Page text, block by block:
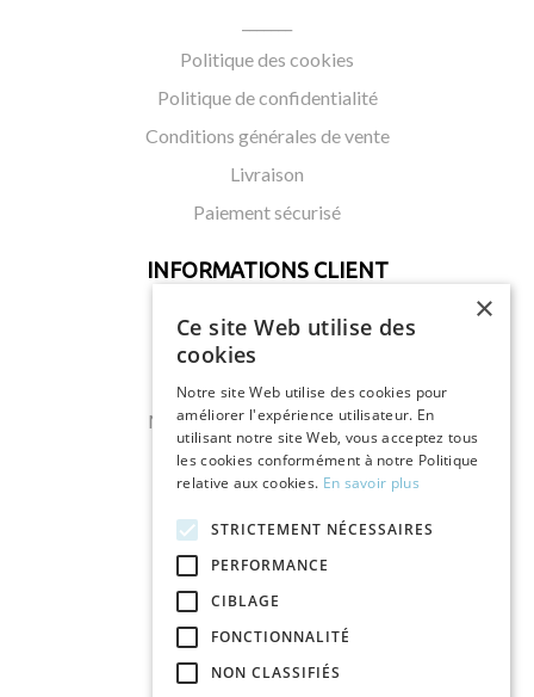
Politique des cookies
Politique de confidentialité
Conditions générales de vente
Livraison
Paiement sécurisé
INFORMATIONS CLIENT
Mon compte
Mes commandes
Mes retours de marchandises
Mes bordereaux de crédit
Mes infos personnelles
Mes bons de réductions
×
Ce site Web utilise des
cookies
Notre site Web utilise des cookies pour
améliorer l'expérience utilisateur. En
utilisant notre site Web, vous acceptez tous
les cookies conformément à notre Politique
relative aux cookies. En savoir plus
STRICTEMENT NÉCESSAIRES
PERFORMANCE
CIBLAGE
FONCTIONNALITÉ
NON CLASSIFIÉS